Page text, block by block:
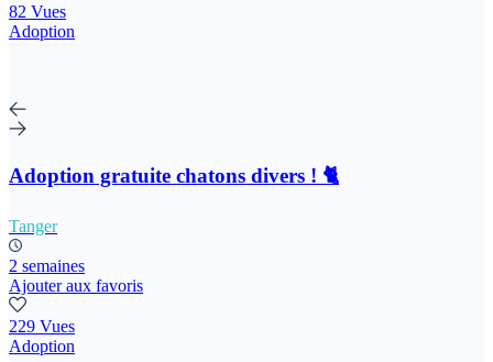
82 Vues
Adoption
Adoption gratuite chatons divers ! 🐈
Tanger
2 semaines
Ajouter aux favoris
229 Vues
Adoption